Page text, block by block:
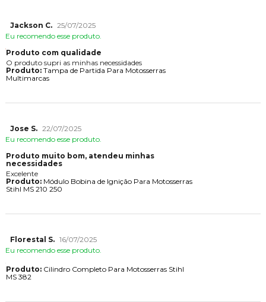
Jackson C. 25/07/2025
Eu recomendo esse produto.
Produto com qualidade
O produto supri as minhas necessidades
Produto:Tampa de Partida Para Motosserras
Multimarcas
Jose S. 22/07/2025
Eu recomendo esse produto.
Produto muito bom, atendeu minhas
necessidades
Excelente
Produto:Módulo Bobina de Ignição Para Motosserras
Stihl MS 210 250
Florestal S. 16/07/2025
Eu recomendo esse produto.
Produto:Cilindro Completo Para Motosserras Stihl
MS 382